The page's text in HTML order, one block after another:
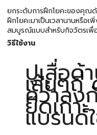
ยกระดับการฝึกโยคะของคุณ
ฝึกโยคะมาเป็นเวลานานหรือ
สมบูรณ์แบบสำหรับกิจวัตรเพื่
วิธีใช้งาน
ปูเสื่อด้
เส้นๆถี่
คว่ำลง
ยึดเกา
แบรนด์